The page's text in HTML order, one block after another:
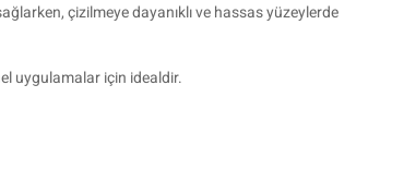
çizilmeye dayanıklı ve hassas yüzeylerde
uygulamalar için idealdir.